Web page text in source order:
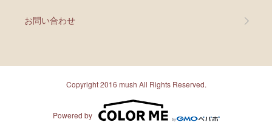
お問い合わせ
Copyright 2016 mush All Rights Reserved.
Powered by